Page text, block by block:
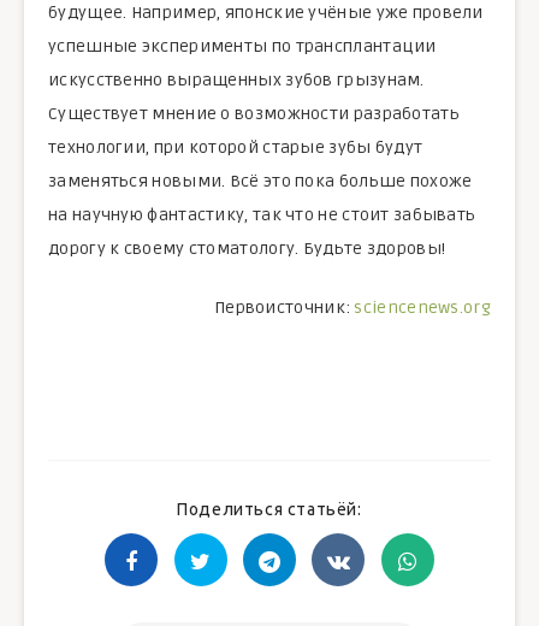
будущее. Например, японские учёные уже провели
успешные эксперименты по трансплантации
искусственно выращенных зубов грызунам.
Существует мнение о возможности разработать
технологии, при которой старые зубы будут
заменяться новыми. Всё это пока больше похоже
на научную фантастику, так что не стоит забывать
дорогу к своему стоматологу. Будьте здоровы!
Первоисточник: sciencenews.org
Поделиться статьёй: